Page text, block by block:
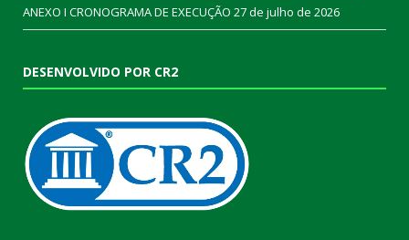
ANEXO I CRONOGRAMA DE EXECUÇÃO 27 de julho de 2026
DESENVOLVIDO POR CR2